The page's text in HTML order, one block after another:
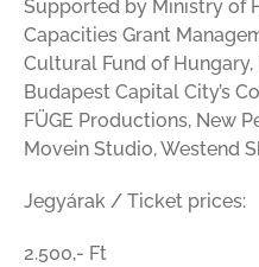
Supported by Ministry of
Capacities Grant
Cultural Fund of
Budapest Capital City’s
FÜGE Productions, New
Movein Studio, Westend
Jegyárak / Ticket prices:
2.500,- Ft